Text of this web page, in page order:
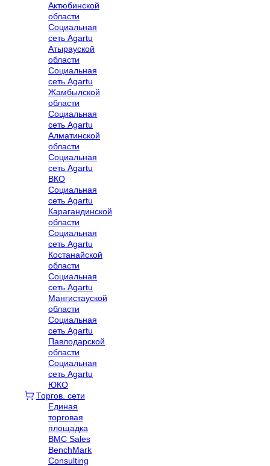
Актюбинской
области
Социальная
сеть Agartu
Атырауской
области
Социальная
сеть Agartu
Жамбылской
области
Социальная
сеть Agartu
Алматинской
области
Социальная
сеть Agartu
ВКО
Социальная
сеть Agartu
Карагандинской
области
Социальная
сеть Agartu
Костанайской
области
Социальная
сеть Agartu
Мангистауской
области
Социальная
сеть Agartu
Павлодарской
области
Социальная
сеть Agartu
ЮКО
Торгов. сети
Единая
торговая
площадка
BMC Sales
BenchMark
Consulting